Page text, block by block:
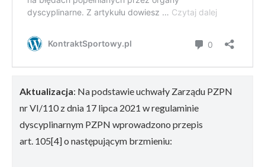
Aktualizacja: Na podstawie uchwały Zarządu PZPN
nr VI/110 z dnia 17 lipca 2021 w regulaminie
dyscyplinarnym PZPN wprowadzono przepis
art. 105[4] o następującym brzmieniu: